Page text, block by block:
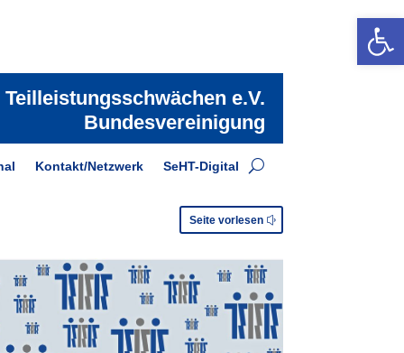
e.V.
Bundesvereinigung
Kontakt/Netzwerk SeHT-Digital
Seite vorlesen